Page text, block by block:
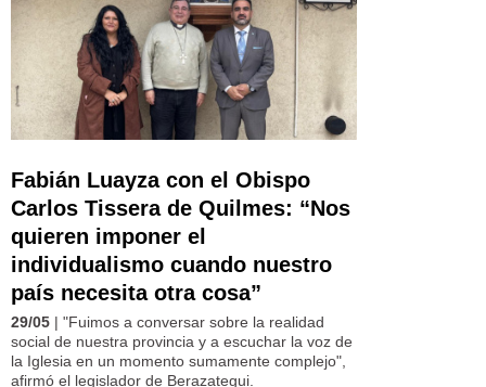
Fabián Luayza con el Obispo
Carlos Tissera de Quilmes: “Nos
quieren imponer el
individualismo cuando nuestro
país necesita otra cosa”
29/05 | "Fuimos a conversar sobre la realidad
social de nuestra provincia y a escuchar la voz de
la Iglesia en un momento sumamente complejo",
afirmó el legislador de Berazategui.